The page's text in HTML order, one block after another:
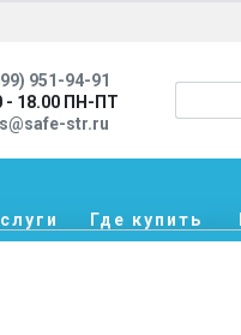
951-94-91
- 18.00 ПН-ПТ
str.ru
Где купить